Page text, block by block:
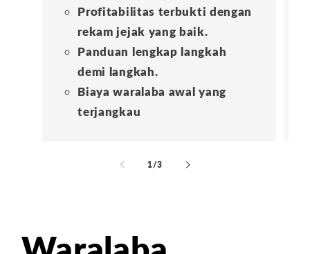
Profitabilitas terbukti dengan
rekam jejak yang baik.
Panduan lengkap langkah
demi langkah.
Biaya waralaba awal yang
terjangkau
1/
dari
3